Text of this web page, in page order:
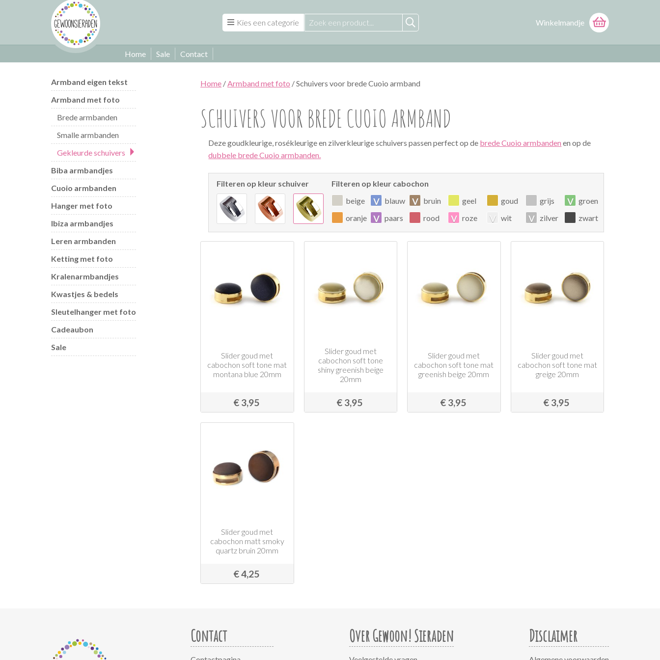
Kies een categorie Winkelmandje
Home Sale Contact
Armband eigen tekst
Armband met foto
Brede armbanden
Smalle armbanden
Gekleurde schuivers
Biba armbandjes
Cuoio armbanden
Hanger met foto
Ibiza armbandjes
Leren armbanden
Ketting met foto
Kralenarmbandjes
Kwastjes & bedels
Sleutelhanger met foto
Cadeaubon
Sale
Home /Armband met foto / Schuivers voor brede Cuoio armband
SCHUIVERS VOOR BREDE CUOIO ARMBAND
Deze goudkleurige, rosékleurige en zilverkleurige schuivers passen perfect op de brede Cuoio armbanden en op de
dubbele brede Cuoio armbanden.
Filteren op kleur schuiver
Filteren op kleur cabochon
beige
v blauw v bruin geel goud grijs v groen
oranje
v paars rood v roze v wit v zilver zwart
Slider goud met
cabochon soft tone mat
montana blue 20mm
€ 3,95
Slider goud met
cabochon soft tone
shiny greenish beige
20mm
€ 3,95
Slider goud met
cabochon soft tone mat
greenish beige 20mm
€ 3,95
Slider goud met
cabochon soft tone mat
greige 20mm
€ 3,95
Slider goud met
cabochon matt smoky
quartz bruin 20mm
€ 4,25
Contact Over Gewoon! Sieraden Disclaimer